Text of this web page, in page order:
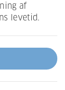
af
levetid.